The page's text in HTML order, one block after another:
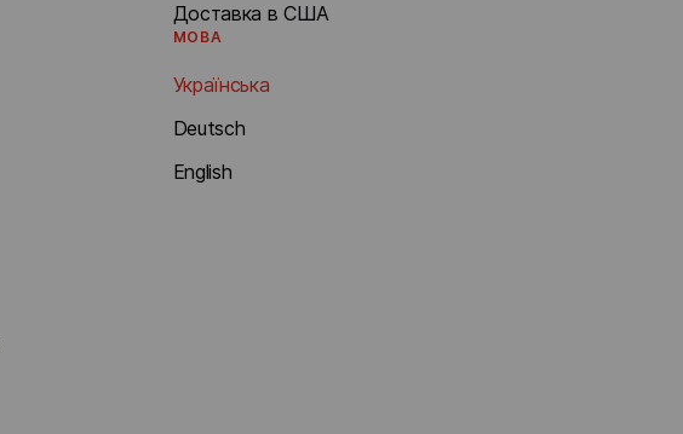
Доставка в США
МОВА
Українська
Deutsch
English